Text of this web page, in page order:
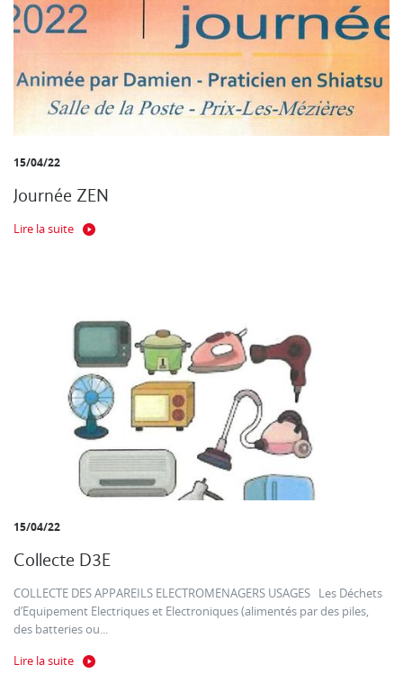
15/04/22
Journée ZEN
Lire la suite
15/04/22
Collecte D3E
COLLECTE DES APPAREILS ELECTROMENAGERS USAGES Les Déchets
d’Equipement Electriques et Electroniques (alimentés par des piles,
des batteries ou...
Lire la suite